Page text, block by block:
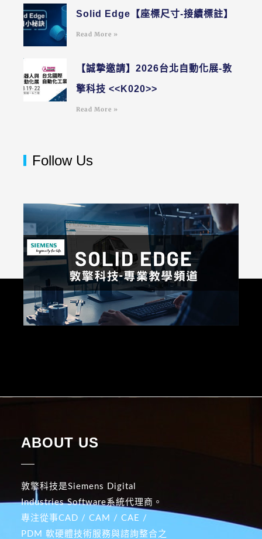
Solid Edge【座標尺寸-接續標註】
Read More »
【誠摯邀請】2026台北自動化展-敦
擎科技 <<K020>>
Read More »
Follow Us
ABOUT US
敦擎科技是Siemens Digital
Industries Software系統代理商。
專注從事CAD / CAM / CAE /
PDM 軟硬體技術服務與諮詢整合之